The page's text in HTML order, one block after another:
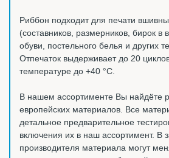
Риббон подходит для печати
(составников, размерников, бирок в
обуви, постельного белья и других
Отпечаток выдерживает до 20
температуре до +40 °C.
В нашем ассортименте Вы найдёте
европейских материалов. Все
детальное предварительное
включения их в наш ассортимент. В
производителя материала могут